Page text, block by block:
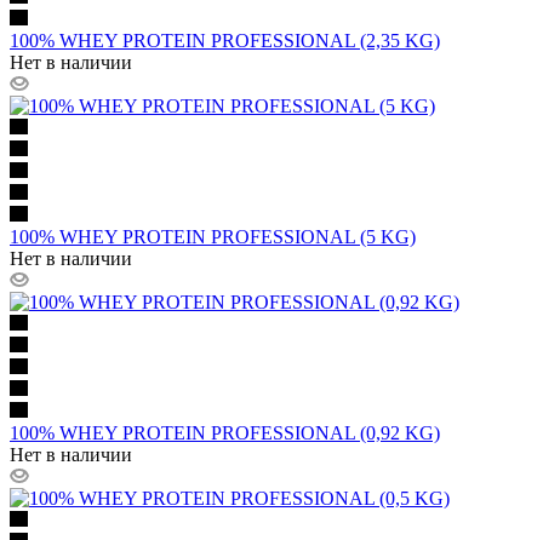
100% WHEY PROTEIN PROFESSIONAL (2,35 KG)
Нет в наличии
100% WHEY PROTEIN PROFESSIONAL (5 KG)
Нет в наличии
100% WHEY PROTEIN PROFESSIONAL (0,92 KG)
Нет в наличии